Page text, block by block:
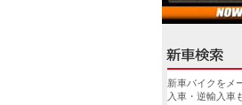
新車バイクをメ
入車・逆輸入車